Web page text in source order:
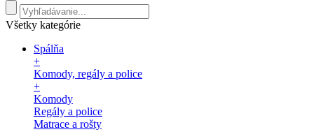
Všetky kategórie
Spálňa
+
Komody, regály a police
+
Komody
Regály a police
Matrace a rošty